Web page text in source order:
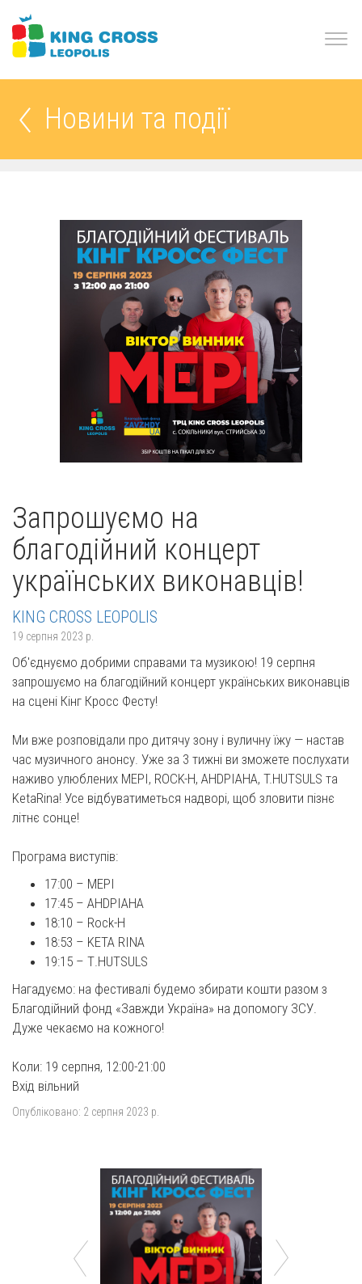
Новини та події
Запрошуємо на
благодійний концерт
українських виконавців!
KING CROSS LEOPOLIS
19 серпня 2023 р.
Об'єднуємо добрими справами та музикою! 19 серпня
запрошуємо на благодійний концерт українських виконавців
на сцені Кінг Кросс Фесту!
Ми вже розповідали про дитячу зону і вуличну їжу — настав
час музичного анонсу. Уже за 3 тижні ви зможете послухати
наживо улюблених МЕРІ, ROCK-H, AHDPIAHA, T.HUTSULS та
KetaRina! Усе відбуватиметься надворі, щоб зловити пізнє
літнє сонце!
Програма виступів:
17:00 – МЕРІ
17:45 – АНDРІАНА
18:10 – Rock-H
18:53 – KETA RINA
19:15 – Т.HUTSULS
Нагадуємо: на фестивалі будемо збирати кошти разом з
Благодійний фонд «Завжди Україна» на допомогу ЗСУ.
Дуже чекаємо на кожного!
Коли: 19 серпня, 12:00-21:00
Вхід вільний
Опубліковано: 2 серпня 2023 р.